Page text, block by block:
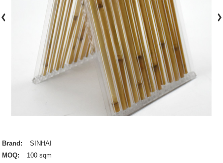
Brand:
SINHAI
MOQ:
100 sqm